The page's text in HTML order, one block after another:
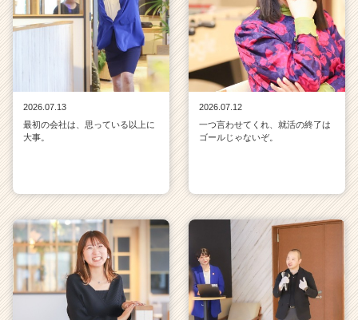
2026.07.13
最初の会社は、思っている以上に
大事。
2026.07.12
一つ言わせてくれ、就活の終了は
ゴールじゃないぞ。